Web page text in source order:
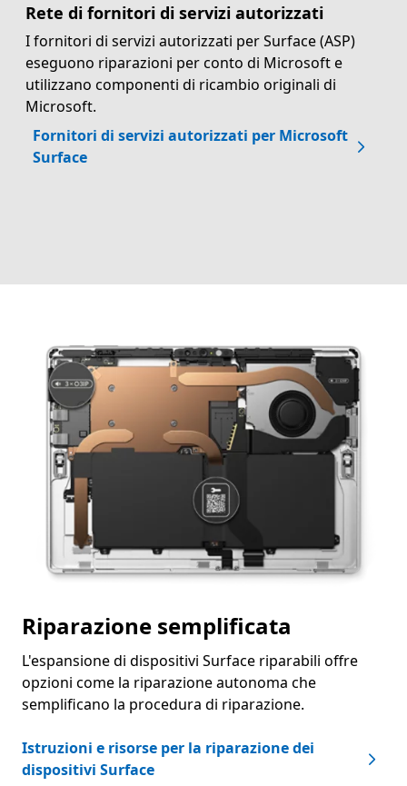
Rete di fornitori di servizi autorizzati
I fornitori di servizi autorizzati per Surface (ASP)
eseguono riparazioni per conto di Microsoft e
utilizzano componenti di ricambio originali di
Microsoft.
Fornitori di servizi autorizzati per Microsoft
Surface
Riparazione semplificata
L'espansione di dispositivi Surface riparabili offre
opzioni come la riparazione autonoma che
semplificano la procedura di riparazione.
Istruzioni e risorse per la riparazione dei
dispositivi Surface